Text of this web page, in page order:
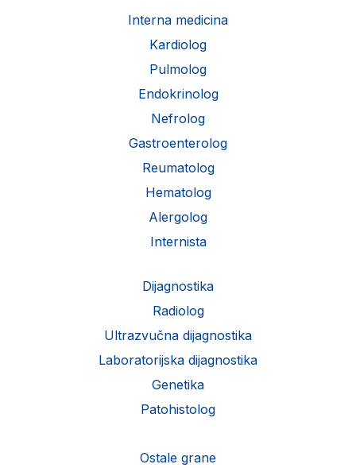
Interna medicina
Kardiolog
Pulmolog
Endokrinolog
Nefrolog
Gastroenterolog
Reumatolog
Hematolog
Alergolog
Internista
Dijagnostika
Radiolog
Ultrazvučna dijagnostika
Laboratorijska dijagnostika
Genetika
Patohistolog
Ostale grane